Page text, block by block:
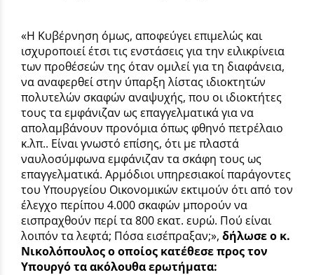
«Η Κυβέρνηση όμως, αποφεύγει επιμελώς και
ισχυροποιεί έτσι τις ενστάσεις για την ειλικρίνεια
των προθέσεών της όταν ομιλεί για τη διαφάνεια,
να αναφερθεί στην ύπαρξη λίστας ιδιοκτητών
πολυτελών σκαφών αναψυχής, που οι ιδιοκτήτες
τους τα εμφάνιζαν ως επαγγελματικά για να
απολαμβάνουν προνόμια όπως φθηνό πετρέλαιο
κ.λπ.. Είναι γνωστό επίσης, ότι με πλαστά
ναυλοσύμφωνα εμφάνιζαν τα σκάφη τους ως
επαγγελματικά. Αρμόδιοι υπηρεσιακοί παράγοντες
του Υπουργείου Οικονομικών εκτιμούν ότι από τον
έλεγχο περίπου 4.000 σκαφών μπορούν να
εισπραχθούν περί τα 800 εκατ. ευρώ. Πού είναι
λοιπόν τα λεφτά; Πόσα εισέπραξαν;», δήλωσε ο κ.
Νικολόπουλος ο οποίος κατέθεσε προς τον
Υπουργό τα ακόλουθα ερωτήματα: